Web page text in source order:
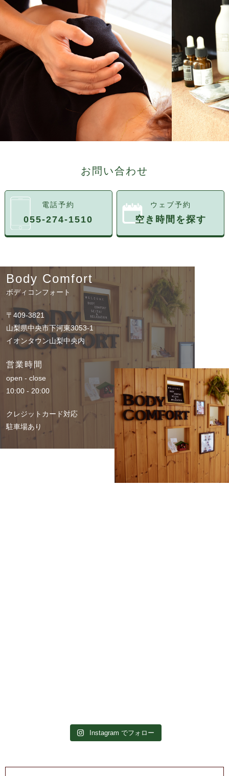
お問い合わせ
電話予約
055-274-1510
ウェブ予約
空き時間を探す
Body Comfort
ボディコンフォート
〒409-3821
山梨県中央市下河東3053-1
イオンタウン山梨中央内
営業時間
open - close
10:00 - 20:00
クレジットカード対応
駐車場あり
Instagram でフォロー